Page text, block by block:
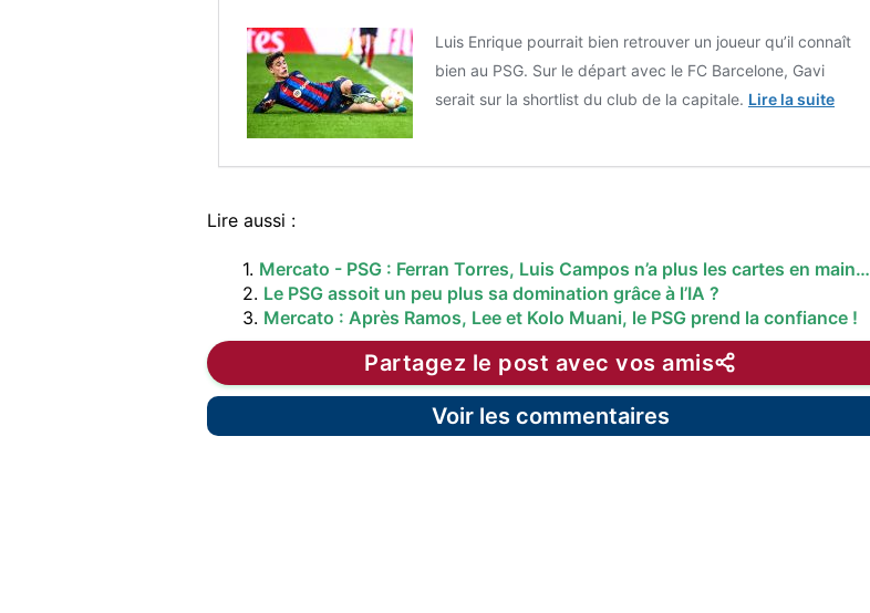
Luis Enrique pourrait bien retrouver un joueur qu’il connaît
bien au PSG. Sur le départ avec le FC Barcelone, Gavi
serait sur la shortlist du club de la capitale. Lire la suite
Lire aussi :
1. Mercato - PSG : Ferran Torres, Luis Campos n’a plus les cartes en main…
2. Le PSG assoit un peu plus sa domination grâce à l’IA ?
3. Mercato : Après Ramos, Lee et Kolo Muani, le PSG prend la confiance !
Partagez le post avec vos amis
Voir les commentaires